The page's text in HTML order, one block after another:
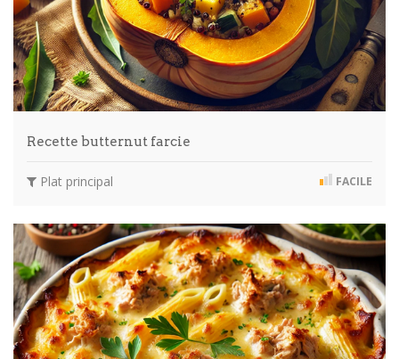
Recette butternut farcie
Plat principal FACILE